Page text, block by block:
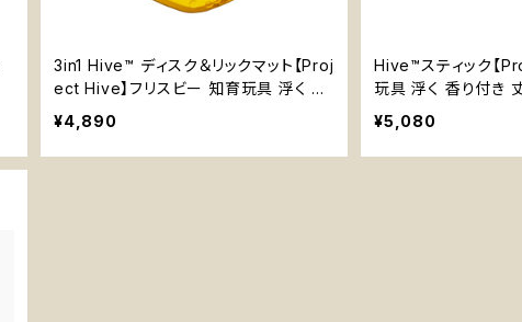
3in1 Hive™ ディスク＆リックマット【Proj
ect Hive】フリスビー 知育玩具 浮く エ
ンリッチメント
¥4,890
Hive™スティック【
玩具 浮く 香り付き
¥5,080